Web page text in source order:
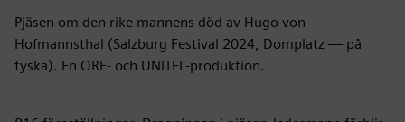
Pjäsen om den rike mannens död av Hugo von
Hofmannsthal (Salzburg Festival 2024, Domplatz — på
tyska). En ORF- och UNITEL-produktion.